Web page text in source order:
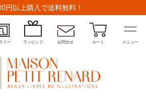
円以上購入で送料無料！
リー ラッピング お問合せ カート メニュー